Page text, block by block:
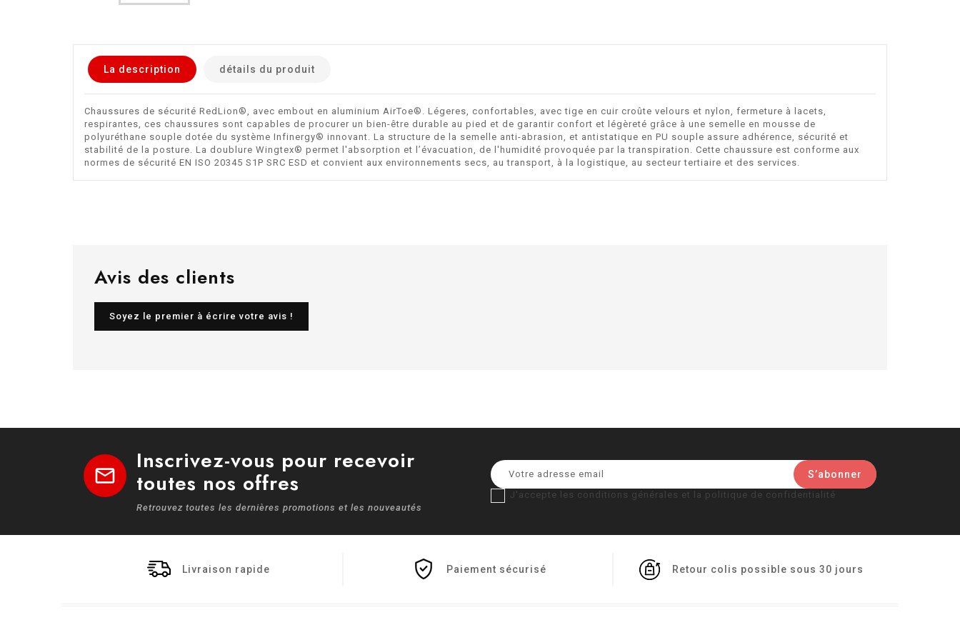
La description détails du produit
Chaussures de sécurité RedLion®, avec embout en aluminium AirToe®. Légeres, confortables, avec tige en cuir croûte velours et nylon, fermeture à lacets,
respirantes, ces chaussures sont capables de procurer un bien-être durable au pied et de garantir confort et légèreté grâce à une semelle en mousse de
polyuréthane souple dotée du système Infinergy® innovant. La structure de la semelle anti-abrasion, et antistatique en PU souple assure adhérence, sécurité et
stabilité de la posture. La doublure Wingtex® permet l'absorption et l’évacuation, de l'humidité provoquée par la transpiration. Cette chaussure est conforme aux
normes de sécurité EN ISO 20345 S1P SRC ESD et convient aux environnements secs, au transport, à la logistique, au secteur tertiaire et des services.
Avis des clients
Soyez le premier à écrire votre avis !
mail
Inscrivez-vous pour recevoir
toutes nos offres
Retrouvez toutes les dernières promotions et les nouveautés
J'accepte les conditions générales et la politique de confidentialité
Livraison rapide Paiement sécurisé Retour colis possible sous 30 jours